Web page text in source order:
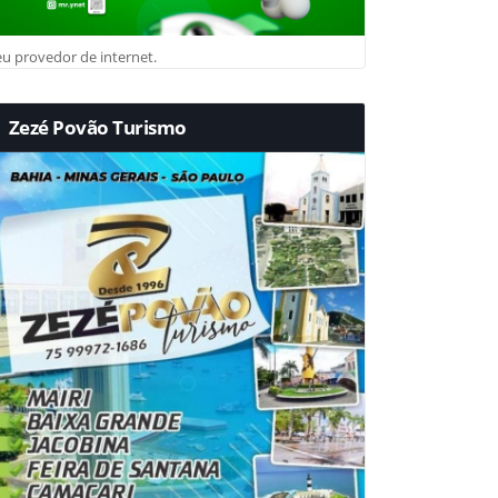
provedor de internet.
Zezé Povão Turismo